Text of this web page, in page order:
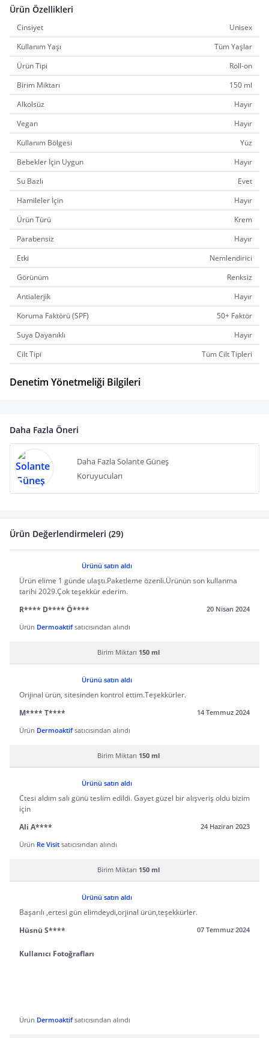
Ürün Özellikleri
Cinsiyet
Unisex
Kullanım Yaşı
Tüm Yaşlar
Ürün Tipi
Roll-on
Birim Miktarı
150 ml
Alkolsüz
Hayır
Vegan
Hayır
Kullanım Bölgesi
Yüz
Bebekler İçin Uygun
Hayır
Su Bazlı
Evet
Hamileler İçin
Hayır
Ürün Türü
Krem
Parabensiz
Hayır
Etki
Nemlendirici
Görünüm
Renksiz
Antialerjik
Hayır
Koruma Faktörü (SPF)
50+ Faktör
Suya Dayanıklı
Hayır
Cilt Tipi
Tüm Cilt Tipleri
Denetim Yönetmeliği Bilgileri
Daha Fazla Öneri
Daha Fazla Solante Güneş
Koruyucuları
Ürün Değerlendirmeleri (29)
Ürünü satın aldı
Ürün elime 1 günde ulaştı.Paketleme özenli.Ürünün son kullanma
tarihi 2029.Çok teşekkür ederim.
R**** D**** Ö****
20 Nisan 2024
Ürün Dermoaktifsatıcısından alındı
Birim Miktarı 150 ml
Ürünü satın aldı
Orijinal ürün, sitesinden kontrol ettim.Teşekkürler.
M**** T****
14 Temmuz 2024
Ürün Dermoaktifsatıcısından alındı
Birim Miktarı 150 ml
Ürünü satın aldı
Ctesi aldım salı günü teslim edildi. Gayet güzel bir alışveriş oldu bizim
için
Ali A****
24 Haziran 2023
Ürün Re Visit satıcısından alındı
Birim Miktarı 150 ml
Ürünü satın aldı
Başarılı ,ertesi gün elimdeydi,orjinal ürün,teşekkürler.
Hüsnü S****
07 Temmuz 2024
Kullanıcı Fotoğrafları
Ürün Dermoaktifsatıcısından alındı